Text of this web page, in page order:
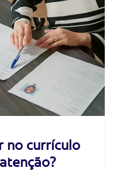
no currículo